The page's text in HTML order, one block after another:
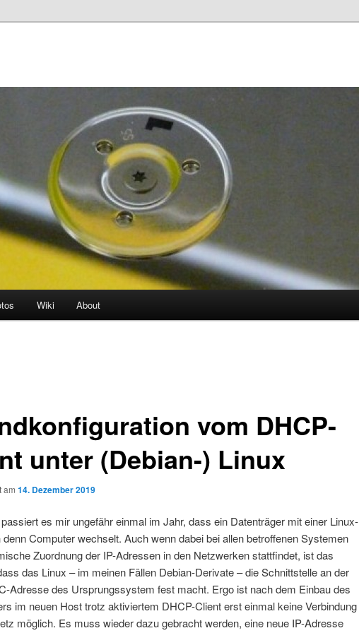
Wiki About
vom DHCP-
unter (Debian-) Linux
am 14. Dezember 2019
es mir ungefähr einmal im Jahr, dass ein Datenträger mit einer Linux-
denn Computer wechselt. Auch wenn dabei bei allen betroffenen Systemen
Zuordnung der IP-Adressen in den Netzwerken stattfindet, ist das
das Linux – im meinen Fällen Debian-Derivate – die Schnittstelle an der
Adresse des Ursprungssystem fest macht. Ergo ist nach dem Einbau des
im neuen Host trotz aktiviertem DHCP-Client erst einmal keine Verbindung
möglich. Es muss wieder dazu gebracht werden, eine neue IP-Adresse